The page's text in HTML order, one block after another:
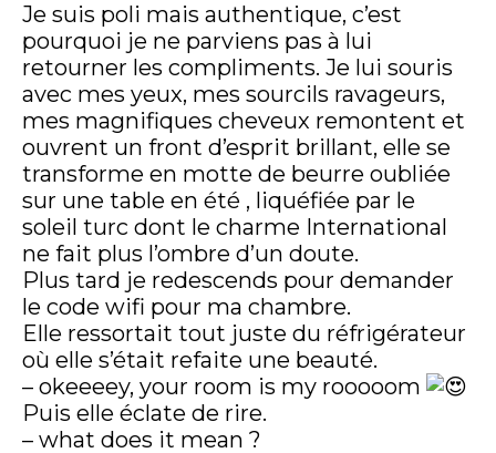
Je suis poli mais authentique, c’est
pourquoi je ne parviens pas à lui
retourner les compliments. Je lui souris
avec mes yeux, mes sourcils ravageurs,
mes magnifiques cheveux remontent et
ouvrent un front d’esprit brillant, elle se
transforme en motte de beurre oubliée
sur une table en été , liquéfiée par le
soleil turc dont le charme International
ne fait plus l’ombre d’un doute.
Plus tard je redescends pour demander
le code wifi pour ma chambre.
Elle ressortait tout juste du réfrigérateur
où elle s’était refaite une beauté.
– okeeeey, your room is my rooooom
Puis elle éclate de rire.
– what does it mean ?